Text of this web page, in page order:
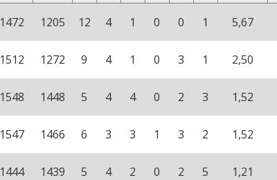
1472 1205 12 4 1 0 0 1 5,67
1512 1272 9 4 1 0 3 1 2,50
1548 1448 5 4 4 0 2 3 1,52
1547 1466 6 3 3 1 3 2 1,52
1444 1439 5 4 2 0 2 5 1,21